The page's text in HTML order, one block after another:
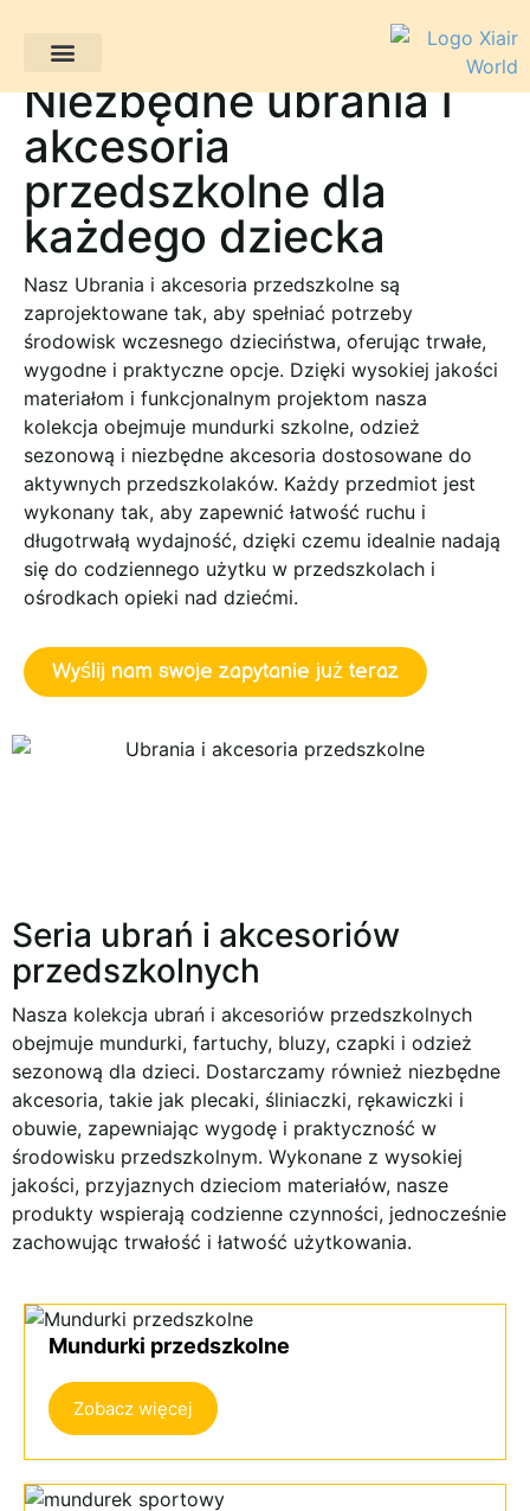
Niezbędne ubrania i
akcesoria
przedszkolne dla
każdego dziecka
Nasz Ubrania i akcesoria przedszkolne są
zaprojektowane tak, aby spełniać potrzeby
środowisk wczesnego dzieciństwa, oferując trwałe,
wygodne i praktyczne opcje. Dzięki wysokiej jakości
materiałom i funkcjonalnym projektom nasza
kolekcja obejmuje mundurki szkolne, odzież
sezonową i niezbędne akcesoria dostosowane do
aktywnych przedszkolaków. Każdy przedmiot jest
wykonany tak, aby zapewnić łatwość ruchu i
długotrwałą wydajność, dzięki czemu idealnie nadają
się do codziennego użytku w przedszkolach i
ośrodkach opieki nad dziećmi.
Wyślij nam swoje zapytanie już teraz
Seria ubrań i akcesoriów
przedszkolnych
Nasza kolekcja ubrań i akcesoriów przedszkolnych
obejmuje mundurki, fartuchy, bluzy, czapki i odzież
sezonową dla dzieci. Dostarczamy również niezbędne
akcesoria, takie jak plecaki, śliniaczki, rękawiczki i
obuwie, zapewniając wygodę i praktyczność w
środowisku przedszkolnym. Wykonane z wysokiej
jakości, przyjaznych dzieciom materiałów, nasze
produkty wspierają codzienne czynności, jednocześnie
zachowując trwałość i łatwość użytkowania.
Mundurki przedszkolne
Zobacz więcej